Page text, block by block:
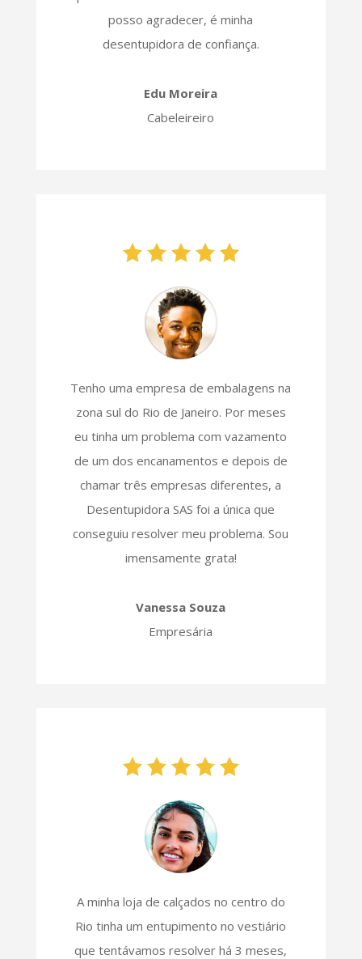
posso agradecer, é minha
desentupidora de confiança.
Edu Moreira
Cabeleireiro
Tenho uma empresa de embalagens na
zona sul do Rio de Janeiro. Por meses
eu tinha um problema com vazamento
de um dos encanamentos e depois de
chamar três empresas diferentes, a
Desentupidora SAS foi a única que
conseguiu resolver meu problema. Sou
imensamente grata!
Vanessa Souza
Empresária
A minha loja de calçados no centro do
Rio tinha um entupimento no vestiário
que tentávamos resolver há 3 meses,